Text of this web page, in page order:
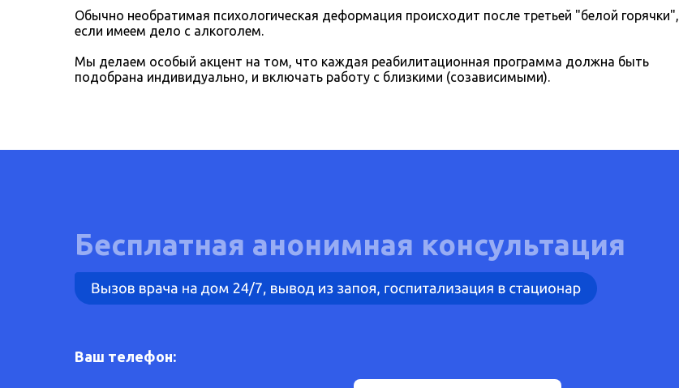
Обычно необратимая психологическая деформация происходит после третьей "белой горячки",
если имеем дело с алкоголем.
Мы делаем особый акцент на том, что каждая реабилитационная программа должна быть
подобрана индивидуально, и включать работу с близкими (созависимыми).
Бесплатная анонимная консультация
Ваш телефон: